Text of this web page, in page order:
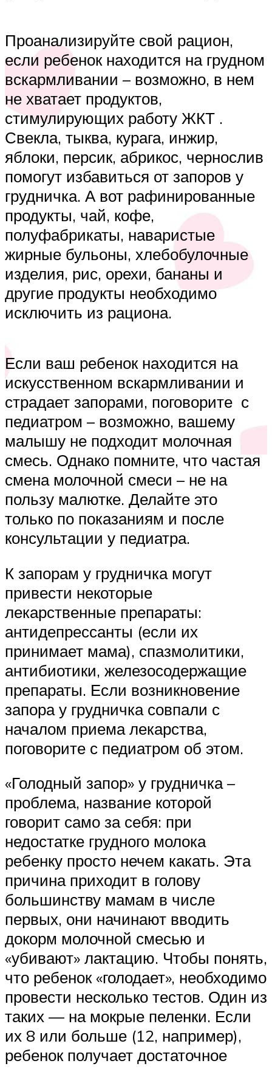
Проанализируйте свой рацион,
если ребенок находится на грудном
вскармливании – возможно, в нем
не хватает продуктов,
стимулирующих работу ЖКТ .
Свекла, тыква, курага, инжир,
яблоки, персик, абрикос, чернослив
помогут избавиться от запоров у
грудничка. А вот рафинированные
продукты, чай, кофе,
полуфабрикаты, наваристые
жирные бульоны, хлебобулочные
изделия, рис, орехи, бананы и
другие продукты необходимо
исключить из рациона.
Если ваш ребенок находится на
искусственном вскармливании и
страдает запорами, поговорите с
педиатром – возможно, вашему
малышу не подходит молочная
смесь. Однако помните, что частая
смена молочной смеси – не на
пользу малютке. Делайте это
только по показаниям и после
консультации у педиатра.
К запорам у грудничка могут
привести некоторые
лекарственные препараты:
антидепрессанты (если их
принимает мама), спазмолитики,
антибиотики, железосодержащие
препараты. Если возникновение
запора у грудничка совпали с
началом приема лекарства,
поговорите с педиатром об этом.
«Голодный запор» у грудничка –
проблема, название которой
говорит само за себя: при
недостатке грудного молока
ребенку просто нечем какать. Эта
причина приходит в голову
большинству мамам в числе
первых, они начинают вводить
докорм молочной смесью и
«убивают» лактацию. Чтобы понять,
что ребенок «голодает», необходимо
провести несколько тестов. Один из
таких — на мокрые пеленки. Если
их 8 или больше (12, например),
ребенок получает достаточное